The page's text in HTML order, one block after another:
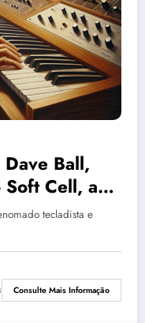
Ball,
Cell, aos
tecladista e
Consulte Mais Informação